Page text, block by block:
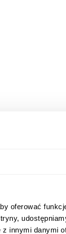
oferować
innymi danymi